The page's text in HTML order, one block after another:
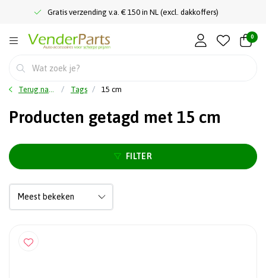
Gratis verzending v.a. € 150 in NL (excl. dakkoffers)
0
Terug naar home Tags 15 cm
Producten getagd met 15 cm
FILTER